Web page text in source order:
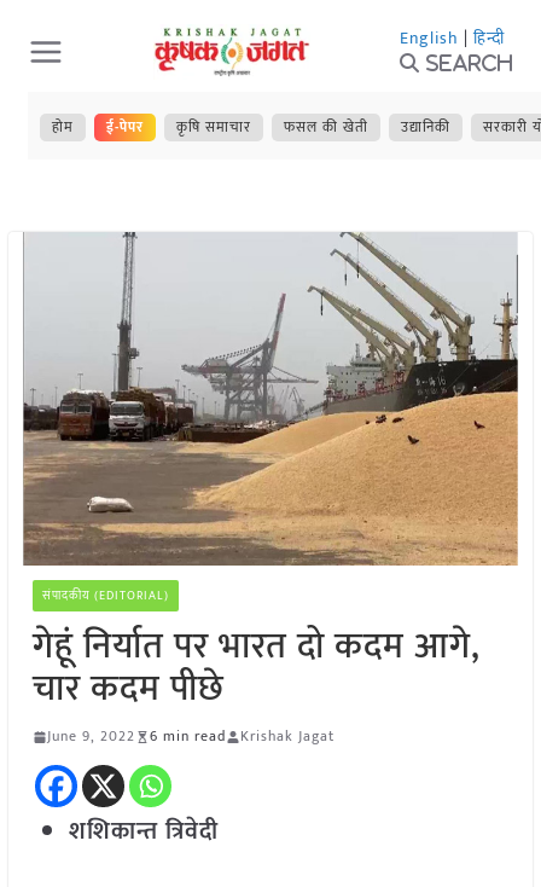
Skip
to
content
English | हिन्दी
Search
होम ई-पेपर कृषि समाचार फसल की खेती उद्यानिकी सरकारी
संपादकीय (EDITORIAL)
गेहूं निर्यात पर भारत दो कदम आगे,
चार कदम पीछे
June 9, 2022 6 min read Krishak Jagat
शशिकान्त त्रिवेदी